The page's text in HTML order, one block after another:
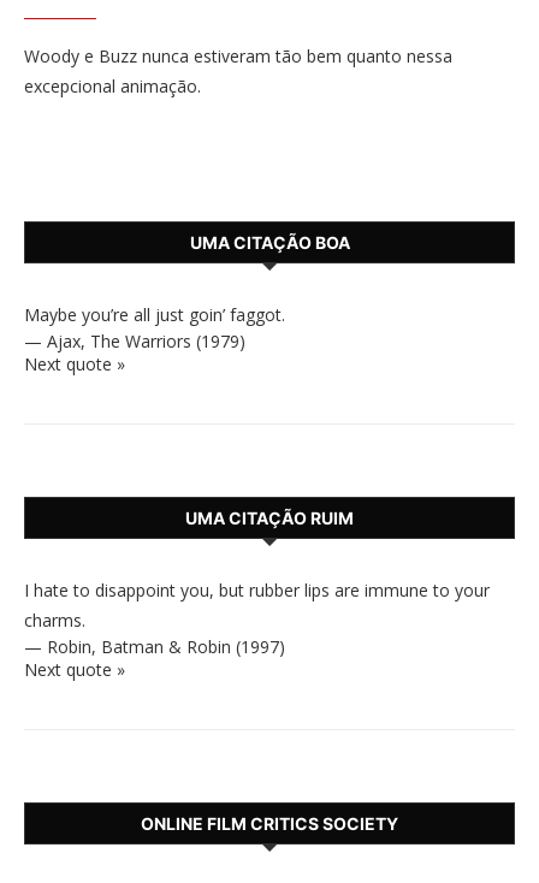
Woody e Buzz nunca estiveram tão bem quanto nessa
excepcional animação.
UMA CITAÇÃO BOA
Maybe you’re all just goin’ faggot.
— Ajax, The Warriors (1979)
Next quote »
UMA CITAÇÃO RUIM
I hate to disappoint you, but rubber lips are immune to your
charms.
— Robin, Batman & Robin (1997)
Next quote »
ONLINE FILM CRITICS SOCIETY